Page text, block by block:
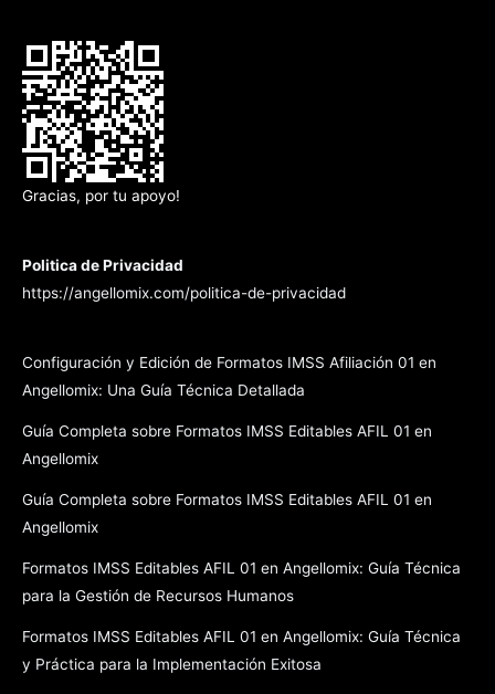
Gracias, por tu apoyo!
Politica de Privacidad
https://angellomix.com/politica-de-privacidad
Configuración y Edición de Formatos IMSS Afiliación 01 en
Angellomix: Una Guía Técnica Detallada
Guía Completa sobre Formatos IMSS Editables AFIL 01 en
Angellomix
Guía Completa sobre Formatos IMSS Editables AFIL 01 en
Angellomix
Formatos IMSS Editables AFIL 01 en Angellomix: Guía Técnica
para la Gestión de Recursos Humanos
Formatos IMSS Editables AFIL 01 en Angellomix: Guía Técnica
y Práctica para la Implementación Exitosa